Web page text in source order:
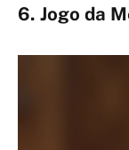
6. Jogo da